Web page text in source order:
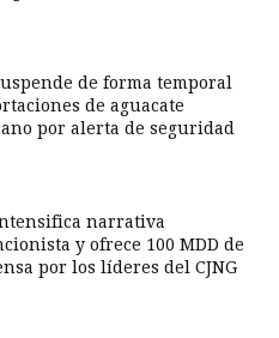
de forma temporal
de aguacate
por alerta de seguridad
narrativa
y ofrece 100 MDD de
por los líderes del CJNG